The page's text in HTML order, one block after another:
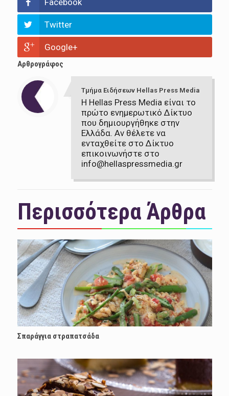
Twitter
Google+
Αρθρογράφος
Τμήμα Ειδήσεων Hellas Press Media
Η Hellas Press Media είναι το
πρώτο ενημερωτικό Δίκτυο
που δημιουργήθηκε στην
Ελλάδα. Αν θέλετε να
ενταχθείτε στο Δίκτυο
επικοινωνήστε στο
info@hellaspressmedia.gr
Περισσότερα Άρθρα
Σπαράγγια στραπατσάδα